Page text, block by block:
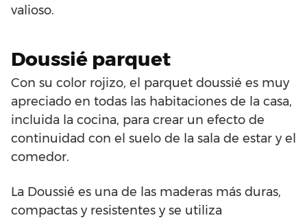
valioso.
Doussié parquet
Con su color rojizo, el parquet doussié es muy
apreciado en todas las habitaciones de la casa,
incluida la cocina, para crear un efecto de
continuidad con el suelo de la sala de estar y el
comedor.
La Doussié es una de las maderas más duras,
compactas y resistentes y se utiliza